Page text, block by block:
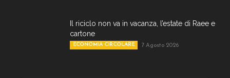
Il riciclo non va in vacanza, l’estate di Raee e
cartone
ECONOMIA CIRCOLARE 7 Agosto 2026